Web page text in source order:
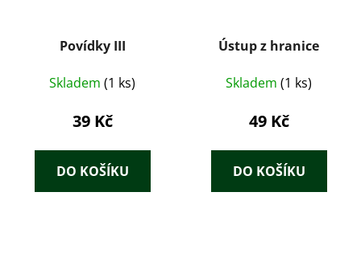
Povídky III
Skladem (1 ks)
39 Kč
DO KOŠÍKU
Ústup z hranice
Skladem (1 ks)
49 Kč
DO KOŠÍKU